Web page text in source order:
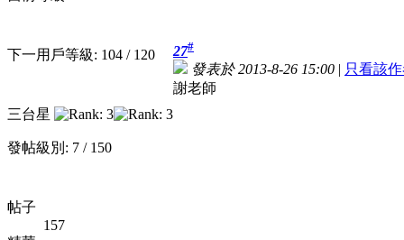
下一用戶等級: 104 / 120
三台星
發帖級別: 7 / 150
帖子
157
27#
發表於 2013-8-26 15:00 | 只看該
謝老師